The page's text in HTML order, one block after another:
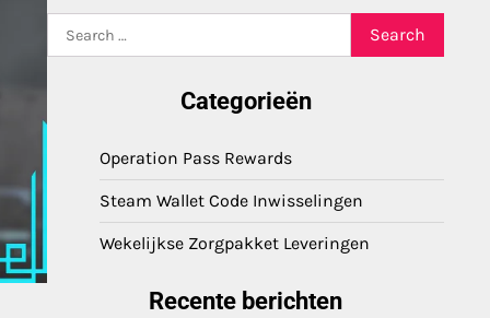
for:
Categorieën
Operation Pass Rewards
Steam Wallet Code Inwisselingen
Wekelijkse Zorgpakket Leveringen
Recente berichten